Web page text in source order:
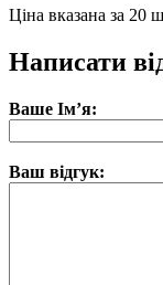
Ціна вказана за 20
Написати
Ваше Ім’я:
Ваш відгук: